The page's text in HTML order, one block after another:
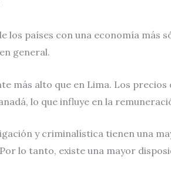
los países con una economía más
general.
más alto que en Lima. Los
lo que influye en la
y criminalística tienen una
lo tanto, existe una mayor